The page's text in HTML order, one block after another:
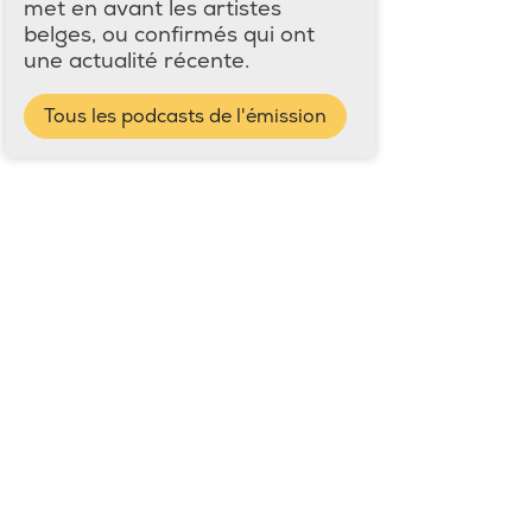
met en avant les artistes
belges, ou confirmés qui ont
une actualité récente.
Tous les podcasts de l'émission